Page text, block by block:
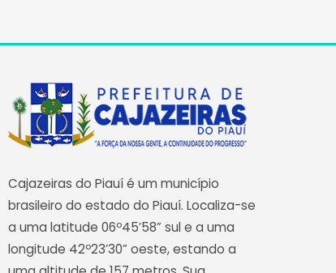
Cajazeiras do Piauí é um município
brasileiro do estado do Piauí. Localiza-se
a uma latitude 06º45’58” sul e a uma
longitude 42º23’30” oeste, estando a